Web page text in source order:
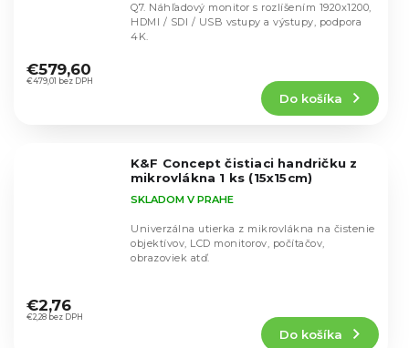
hodnotenie
produktu
€479,01 bez DPH
€579,60
Do košíka
Q7. Náhľadový monitor s rozlíšením 1920x1200,
HDMI / SDI / USB vstupy a výstupy, podpora
4K.
K&F Concept čistiaci handričku z
mikrovlákna 1 ks (15x15cm)
hodnotenie
produktu
SKLADOM V PRAHE
€2,28 bez DPH
€2,76
Do košíka
Univerzálna utierka z mikrovlákna na čistenie
objektívov, LCD monitorov, počítačov,
obrazoviek atď.